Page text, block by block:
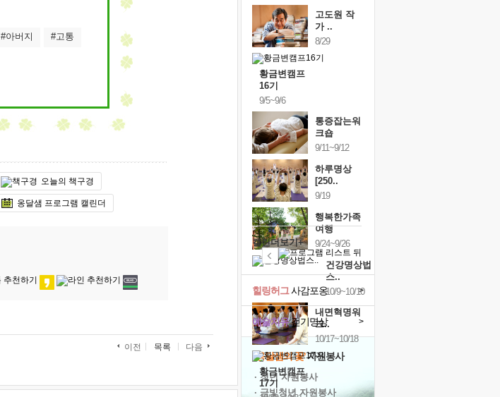
#아버지 #고통
오늘의 책구경
옹달샘 프로그램 캘린더
이전 목록 다음
고도원 작
가 ..
8/29
황금변캠프
16기
9/5~9/6
통증잡는워
크숍
9/11~9/12
하루명상
[250..
9/19
행복한가족
여행
9/24~9/26
건강명상법
스..
10/9~10/10
내면혁명워
크..
10/17~10/18
황금변캠프
17기
캘린더보기+
예술치유걷기명상 >
힐링허그사감포옹 >
'옹달샘의 꽃'자원봉사
· 청년 자원봉사
· 금빛청년 자원봉사